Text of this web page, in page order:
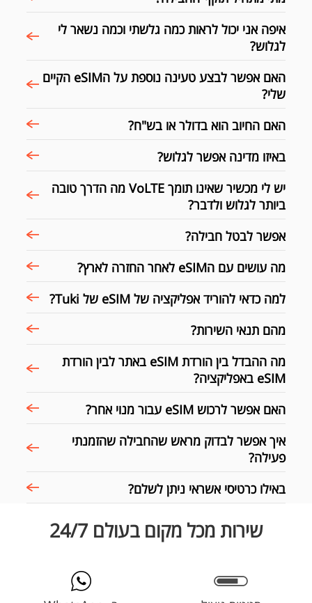
איפה אני יכול לראות כמה גלשתי וכמה נשאר לי
לגלוש?
האם אפשר לבצע טעינה נוספת על הeSIM הקיים
שלי?
האם החיוב הוא בדולר או בש"ח?
באיזו מדינה אפשר לגלוש?
יש לי מכשיר שאינו תומך VoLTE מה הדרך טובה
ביותר לגלוש ולדבר?
אפשר לבטל חבילה?
מה עושים עם הeSIM לאחר החזרה לארץ?
למה כדאי להוריד אפליקציה של eSIM של Tuki?
מהם תנאי השירות?
מה ההבדל בין הורדת eSIM באתר לבין הורדת
eSIM באפליקציה?
האם אפשר לרכוש eSIM עבור מנוי אחר?
איך אפשר לבדוק מראש שהחבילה שהזמנתי
פעילה?
באילו כרטיסי אשראי ניתן לשלם?
שירות מכל מקום בעולם 24/7